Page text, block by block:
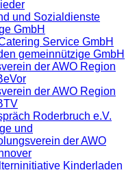
und Sozialdienste
GmbH
Service GmbH
gemeinnützige GmbH
der AWO Region
der AWO Region
Roderbruch e.V.
und
der AWO
Kinderladen